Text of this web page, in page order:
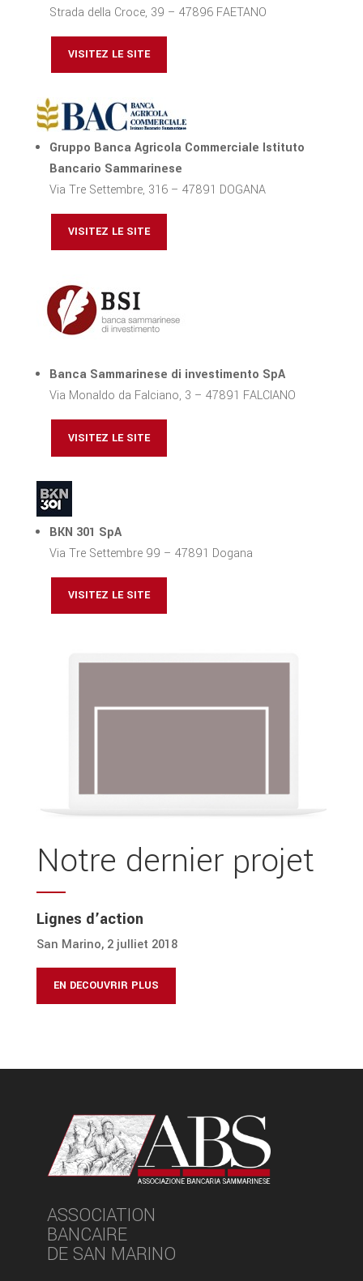
Strada della Croce, 39 – 47896 FAETANO
VISITEZ LE SITE
Gruppo Banca Agricola Commerciale Istituto
Bancario Sammarinese
Via Tre Settembre, 316 – 47891 DOGANA
VISITEZ LE SITE
Banca Sammarinese di investimento SpA
Via Monaldo da Falciano, 3 – 47891 FALCIANO
VISITEZ LE SITE
BKN 301 SpA
Via Tre Settembre 99 – 47891 Dogana
VISITEZ LE SITE
Notre dernier projet
Lignes d’action
San Marino, 2 julliet 2018
EN DECOUVRIR PLUS
ASSOCIATION
BANCAIRE
DE SAN MARINO